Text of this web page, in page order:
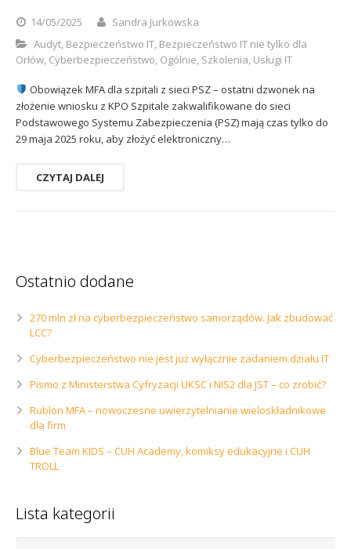
14/05/2025
Sandra Jurkowska
Audyt, Bezpieczeństwo IT, Bezpieczeństwo IT nie tylko dla
Orłów, Cyberbezpieczeństwo, Ogólnie, Szkolenia, Usługi IT
Obowiązek MFA dla szpitali z sieci PSZ – ostatni dzwonek na
złożenie wniosku z KPO Szpitale zakwalifikowane do sieci
Podstawowego Systemu Zabezpieczenia (PSZ) mają czas tylko do
29 maja 2025 roku, aby złożyć elektroniczny…
CZYTAJ DALEJ
Ostatnio dodane
270 mln zł na cyberbezpieczeństwo samorządów. Jak zbudować
LCC?
Cyberbezpieczeństwo nie jest już wyłącznie zadaniem działu IT
Pismo z Ministerstwa Cyfryzacji UKSC i NIS2 dla JST – co zrobić?
Rublon MFA – nowoczesne uwierzytelnianie wieloskładnikowe
dla firm
Blue Team KIDS – CUH Academy, komiksy edukacyjne i CUH
TROLL
Lista kategorii